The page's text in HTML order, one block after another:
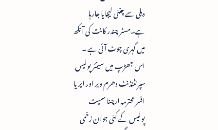
دہلی سے چنئی لیجایا جارہا
ہے۔مسٹر چندر کانت کی آنکھ
میں گہری چوٹ آئی ہے ۔
اس جھڑپ میں سینئر پولیس
سپرنٹنڈنٹ دھرم ویر اور ایریا
افسر محترمہ ارچنا سمیت
پولیس کے کئی جوان زخمی